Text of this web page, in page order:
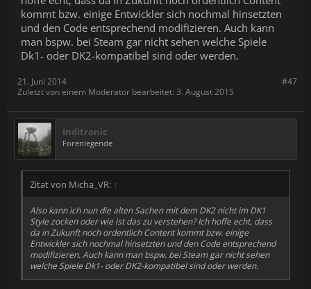
kommt bzw. einige Entwickler sich nochmal hinsetzten
und den Code entsprechend modifizieren. Auch kann
man bspw. bei Steam gar nicht sehen welche Spiele
Dk1- oder DK2-kompatibel sind oder werden.
#47
21. Juni 2014
Zuletzt von einem Moderator bearbeitet: 3. August 2015
Inditronic
Forenlegende
Zitat von Micha_VR: ↑
Also kann ich nun die alten Sachen mit dem DK2 nicht im DK1
Style zocken oder wie ist das zu verstehen? Ich hoffe echt, dass
da in Zukunft noch ordentlich Content kommt bzw. einige
Entwickler sich nochmal hinsetzten und den Code entsprechend
modifizieren. Auch kann man bspw. bei Steam gar nicht sehen
welche Spiele Dk1- oder DK2-kompatibel sind oder werden.